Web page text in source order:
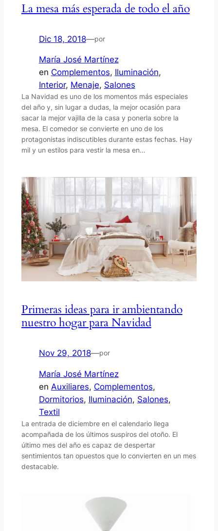
La mesa más esperada de todo el año
Dic 18, 2018—por
María José Martínez
en Complementos, Iluminación
Interior, Menaje, Salones
La Navidad es uno de los momentos más especiales
del año y, sin lugar a dudas, la mejor ocasión para
sacar la mejor vajilla de la casa y ponerla sobre la
mesa. El comedor se convierte en uno de los
protagonistas indiscutibles durante estas fechas. Hay
mil y un estilos para vestir la mesa en…
Primeras ideas para ir ambientando
nuestro hogar para Navidad
Nov 29, 2018—por
María José Martínez
en Auxiliares, Complementos
Dormitorios, Iluminación, Salones
Textil
La entrada de diciembre en el calendario llega
acompañada de los últimos suspiros del otoño. El
último mes del año es capaz de despertar
sentimientos tan opuestos que lo convierten en un mes
destacable.